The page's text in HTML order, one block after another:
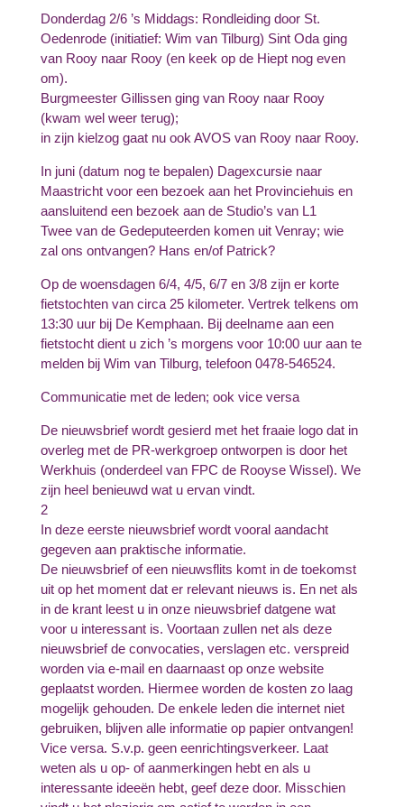
Donderdag 2/6 ’s Middags: Rondleiding door St.
Oedenrode (initiatief: Wim van Tilburg) Sint Oda ging
van Rooy naar Rooy (en keek op de Hiept nog even
om).
Burgmeester Gillissen ging van Rooy naar Rooy
(kwam wel weer terug);
in zijn kielzog gaat nu ook AVOS van Rooy naar Rooy.
In juni (datum nog te bepalen) Dagexcursie naar
Maastricht voor een bezoek aan het Provinciehuis en
aansluitend een bezoek aan de Studio’s van L1
Twee van de Gedeputeerden komen uit Venray; wie
zal ons ontvangen? Hans en/of Patrick?
Op de woensdagen 6/4, 4/5, 6/7 en 3/8 zijn er korte
fietstochten van circa 25 kilometer. Vertrek telkens om
13:30 uur bij De Kemphaan. Bij deelname aan een
fietstocht dient u zich ’s morgens voor 10:00 uur aan te
melden bij Wim van Tilburg, telefoon 0478-546524.
Communicatie met de leden; ook vice versa
De nieuwsbrief wordt gesierd met het fraaie logo dat in
overleg met de PR-werkgroep ontworpen is door het
Werkhuis (onderdeel van FPC de Rooyse Wissel). We
zijn heel benieuwd wat u ervan vindt.
2
In deze eerste nieuwsbrief wordt vooral aandacht
gegeven aan praktische informatie.
De nieuwsbrief of een nieuwsflits komt in de toekomst
uit op het moment dat er relevant nieuws is. En net als
in de krant leest u in onze nieuwsbrief datgene wat
voor u interessant is. Voortaan zullen net als deze
nieuwsbrief de convocaties, verslagen etc. verspreid
worden via e-mail en daarnaast op onze website
geplaatst worden. Hiermee worden de kosten zo laag
mogelijk gehouden. De enkele leden die internet niet
gebruiken, blijven alle informatie op papier ontvangen!
Vice versa. S.v.p. geen eenrichtingsverkeer. Laat
weten als u op- of aanmerkingen hebt en als u
interessante ideeën hebt, geef deze door. Misschien